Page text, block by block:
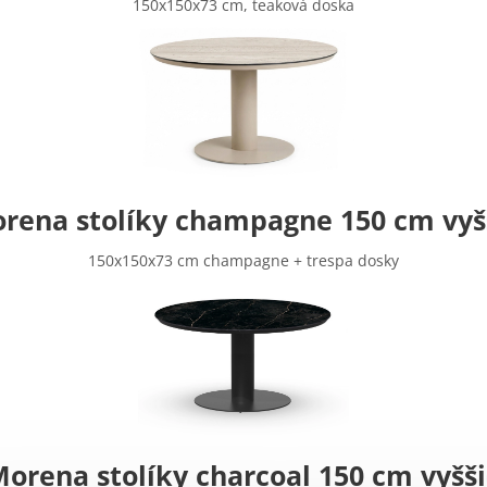
150x150x73 cm, teaková doska
stolíky champagne 150 cm
150x150x73 cm champagne + trespa dosky
stolíky charcoal 150 cm